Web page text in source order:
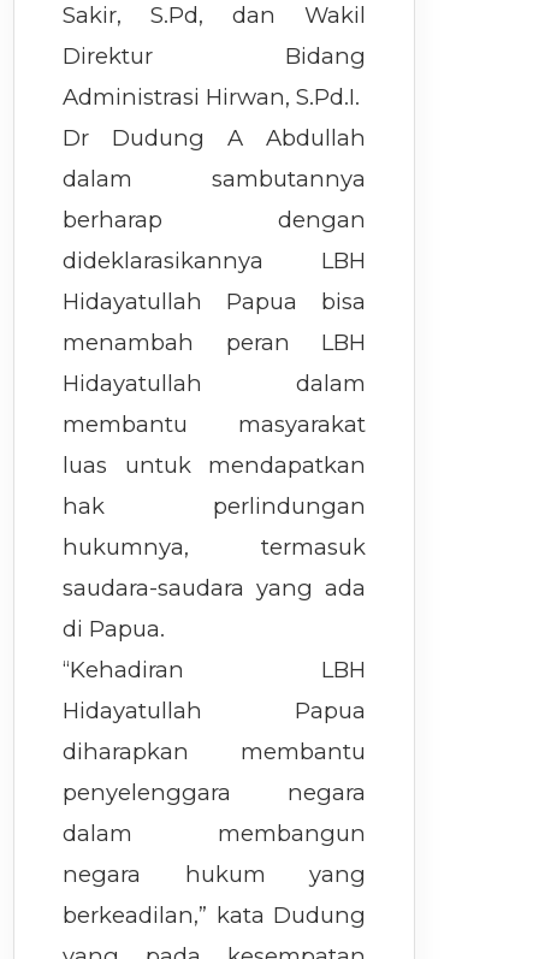
Sakir, S.Pd, dan Wakil
Direktur Bidang
Administrasi Hirwan, S.Pd.I.
Dr Dudung A Abdullah
dalam sambutannya
berharap dengan
dideklarasikannya LBH
Hidayatullah Papua bisa
menambah peran LBH
Hidayatullah dalam
membantu masyarakat
luas untuk mendapatkan
hak perlindungan
hukumnya, termasuk
saudara-saudara yang ada
di Papua.
“Kehadiran LBH
Hidayatullah Papua
diharapkan membantu
penyelenggara negara
dalam membangun
negara hukum yang
berkeadilan,” kata Dudung